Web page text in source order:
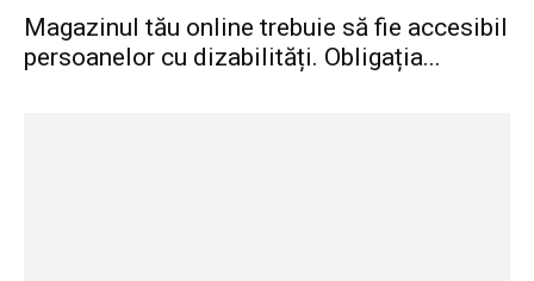
Magazinul tău online trebuie să fie accesibil
persoanelor cu dizabilități. Obligația...